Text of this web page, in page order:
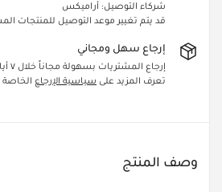
شركاء التوصيل: أراميكس
قد يتم تغيير موعد التوصيل للمنتجات
إرجاع سهل ومجاني
إرجاع المشتريات بسهولة مجاناً خلال ٧ أيام.
تعرف المزيد على سياسية الإرجاع الخاصة
وصف المنتج
your age
you 18 years old or older?